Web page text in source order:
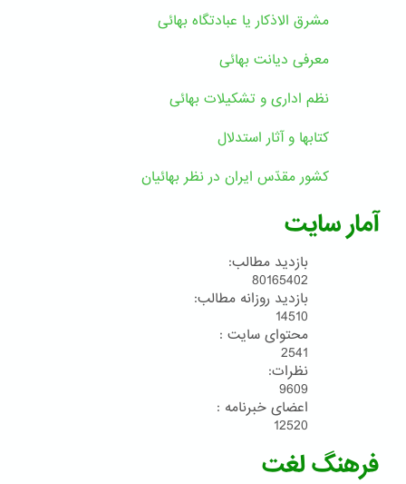
مشرق الاذکار یا عبادتگاه بهائی
معرفی دیانت بهائی
نظم اداری و تشکیلات بهائی
کتابها و آثار استدلال
کشور مقدّس ایران در نظر بهائیان
آمار سایت
بازدید مطالب:
80165402
بازدید روزانه مطالب:
14510
محتوای سایت :
2541
نظرات:
9609
اعضای خبرنامه :
12520
فرهنگ لغت